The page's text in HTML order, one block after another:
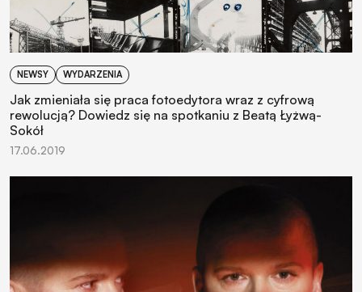
NEWSY WYDARZENIA
Jak zmieniała się praca fotoedytora wraz z cyfrową
rewolucją? Dowiedz się na spotkaniu z Beatą Łyżwą-
Sokół
17.06.2019